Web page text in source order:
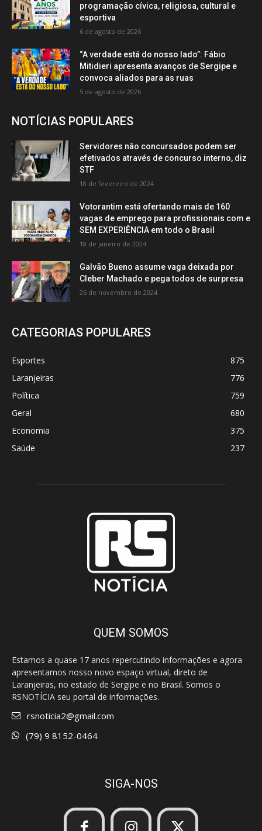
programação cívica, religiosa, cultural e
esportiva
6 de agosto de 2026
“A verdade está do nosso lado”: Fábio
Mitidieri apresenta avanços de Sergipe e
convoca aliados para as ruas
5 de agosto de 2026
NOTÍCIAS POPULARES
Servidores não concursados podem ser
efetivados através de concurso interno, diz
STF
18 de fevereiro de 2024
Votorantim está ofertando mais de 160
vagas de emprego para profissionais com e
SEM EXPERIÊNCIA em todo o Brasil
18 de janeiro de 2024
Galvão Bueno assume vaga deixada por
Cleber Machado e pega todos de surpresa
26 de novembro de 2024
CATEGORIAS POPULARES
Esportes
875
Laranjeiras
776
Política
759
Geral
680
Economia
375
Saúde
237
QUEM SOMOS
Estamos a quase 17 anos repercutindo informações e agora
apresentamos nosso novo espaço virtual, direto de
Laranjeiras, no estado de Sergipe e no Brasil. Somos o
RSNOTÍCIA seu portal de informações.
rsnoticia2@gmail.com
(79) 9 8152-0464
SIGA-NOS